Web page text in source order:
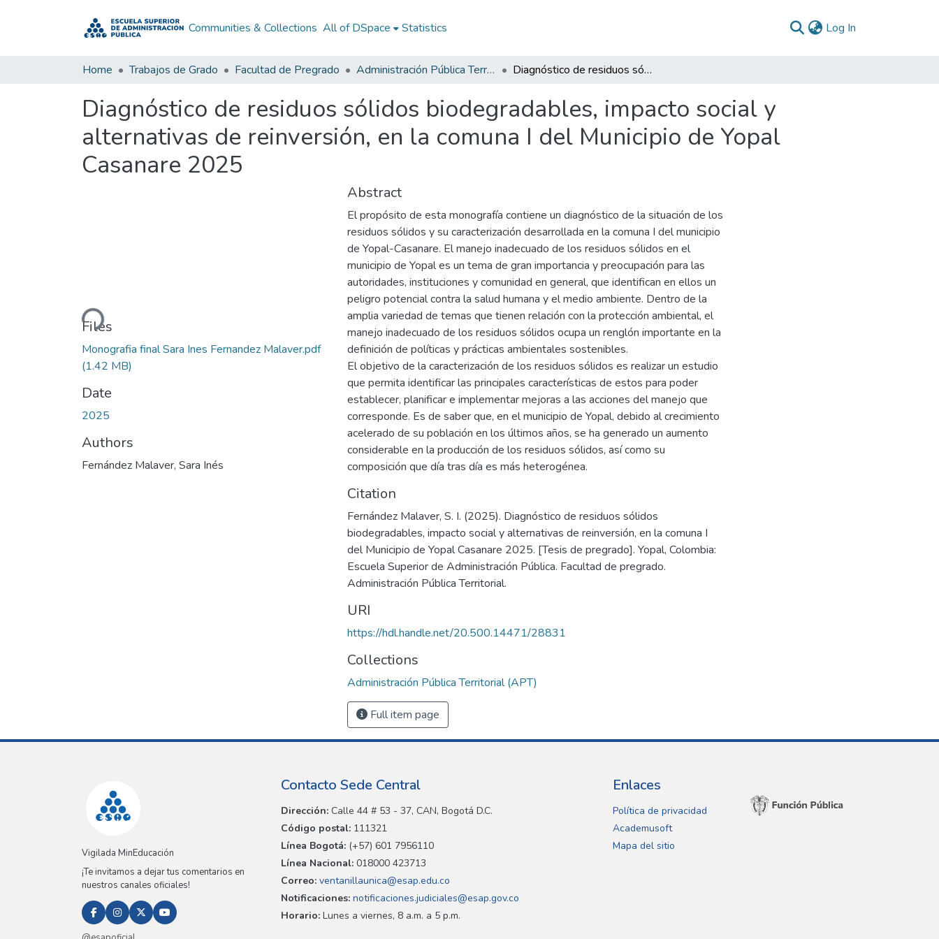
Communities & Collections All of DSpace Statistics Log In
Home Trabajos de Grado Facultad de Pregrado Administración Pública Territorial (APT) Diagnóstico de residuos sólidos biodegradables, impacto social y alternativas de reinversión, en la comuna I del Municipio de Yopal Casanare 2025
Diagnóstico de residuos sólidos biodegradables, impacto social y
alternativas de reinversión, en la comuna I del Municipio de Yopal
Casanare 2025
Loading...
Files
Monografia final Sara Ines Fernandez Malaver.pdf
(1.42 MB)
Date
2025
Authors
Fernández Malaver, Sara Inés
Abstract
El propósito de esta monografía contiene un diagnóstico de la situación de los
residuos sólidos y su caracterización desarrollada en la comuna I del municipio
de Yopal-Casanare. El manejo inadecuado de los residuos sólidos en el
municipio de Yopal es un tema de gran importancia y preocupación para las
autoridades, instituciones y comunidad en general, que identifican en ellos un
peligro potencial contra la salud humana y el medio ambiente. Dentro de la
amplia variedad de temas que tienen relación con la protección ambiental, el
manejo inadecuado de los residuos sólidos ocupa un renglón importante en la
definición de políticas y prácticas ambientales sostenibles.
El objetivo de la caracterización de los residuos sólidos es realizar un estudio
que permita identificar las principales características de estos para poder
establecer, planificar e implementar mejoras a las acciones del manejo que
corresponde. Es de saber que, en el municipio de Yopal, debido al crecimiento
acelerado de su población en los últimos años, se ha generado un aumento
considerable en la producción de los residuos sólidos, así como su
composición que día tras día es más heterogénea.
Citation
Fernández Malaver, S. I. (2025). Diagnóstico de residuos sólidos
biodegradables, impacto social y alternativas de reinversión, en la comuna I
del Municipio de Yopal Casanare 2025. [Tesis de pregrado]. Yopal, Colombia:
Escuela Superior de Administración Pública. Facultad de pregrado.
Administración Pública Territorial.
URI
https://hdl.handle.net/20.500.14471/28831
Collections
Administración Pública Territorial (APT)
Full item page
Vigilada MinEducación
¡Te invitamos a dejar tus comentarios en
nuestros canales oficiales!
Contacto Sede Central
Dirección: Calle 44 # 53 - 37, CAN, Bogotá D.C.
Código postal: 111321
Línea Bogotá: (+57) 601 7956110
Línea Nacional: 018000 423713
Correo: ventanillaunica@esap.edu.co
Notificaciones: notificaciones.judiciales@esap.gov.co
Horario: Lunes a viernes, 8 a.m. a 5 p.m.
Enlaces
Política de privacidad
Academusoft
Mapa del sitio